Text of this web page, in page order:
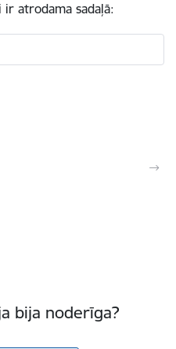
atrodama sadaļā:
bija noderīga?